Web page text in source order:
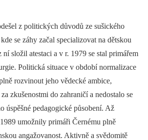
z politických důvodů ze sušického
se záhy začal specializovat na dětskou
složil atestaci a v r. 1979 se stal primářem
Politická situace v období normalizace
rozvinout jeho vědecké ambice,
zkušenostmi do zahraničí a nedostalo se
úspěšné pedagogické působení. Až
umožnily primáři Černému plně
angažovanost. Aktivně a svědomitě